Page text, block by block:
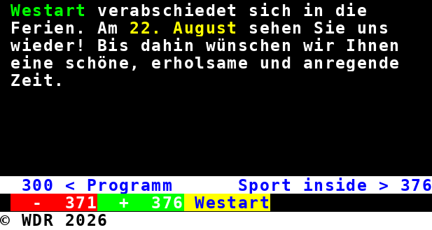
Westart verabschiedet sich in die
Ferien. Am 22. August sehen Sie uns
wieder! Bis dahin wünschen wir Ihnen
eine schöne, erholsame und anregende
Zeit.
300 < Programm Sport inside > 376
- 371 + 376
Westart
© WDR 2026